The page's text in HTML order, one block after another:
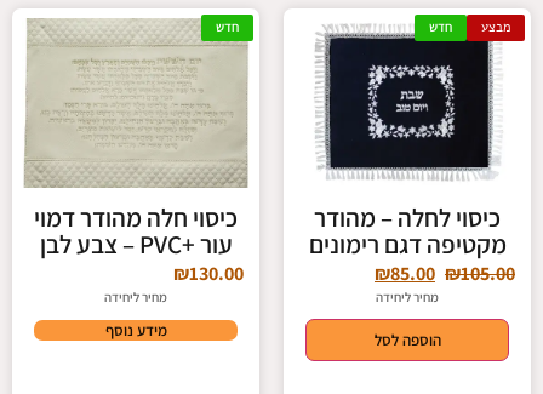
מבצע חדש
כיסוי לחלה – מהודר
מקטיפה דגם רימונים
₪105.00
₪85.00
מחיר ליחידה
הוספה לסל
חדש
כיסוי חלה מהודר דמוי
עור +PVC – צבע לבן
₪130.00
מחיר ליחידה
מידע נוסף